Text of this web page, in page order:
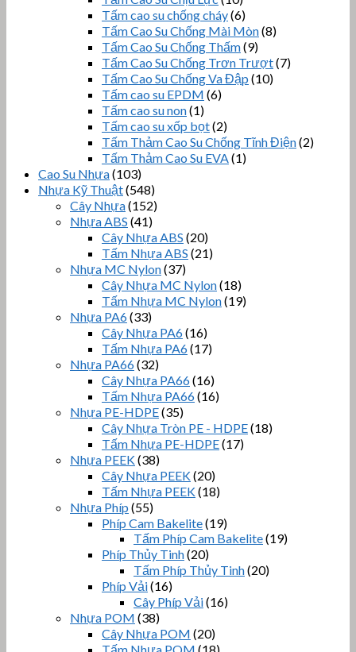
Tấm cao su chống cháy(6)
Tấm Cao Su Chống Mài Mòn(8)
Tấm Cao Su Chống Thấm(9)
Tấm Cao Su Chống Trơn Trượt(7)
Tấm Cao Su Chống Va Đập (10)
Tấm cao su EPDM (6)
Tấm cao su non(1)
Tấm cao su xốp bọt(2)
Tấm Thảm Cao Su Chống Tĩnh Điện(2)
Tấm Thảm Cao Su EVA(1)
Cao Su Nhựa(103)
Nhựa Kỹ Thuật(548)
Cây Nhựa(152)
Nhựa ABS (41)
Cây Nhựa ABS (20)
Tấm Nhựa ABS (21)
Nhựa MC Nylon(37)
Cây Nhựa MC Nylon(18)
Tấm Nhựa MC Nylon(19)
Nhựa PA6(33)
Cây Nhựa PA6(16)
Tấm Nhựa PA6(17)
Nhựa PA66(32)
Cây Nhựa PA66(16)
Tấm Nhựa PA66(16)
Nhựa PE-HDPE(35)
Cây Nhựa Tròn PE - HDPE(18)
Tấm Nhựa PE-HDPE(17)
Nhựa PEEK(38)
Cây Nhựa PEEK(20)
Tấm Nhựa PEEK(18)
Nhựa Phíp (55)
Phíp Cam Bakelite(19)
Tấm Phíp Cam Bakelite(19)
Phíp Thủy Tinh(20)
Tấm Phíp Thủy Tinh(20)
Phíp Vải(16)
Cây Phíp Vải(16)
Nhựa POM (38)
Cây Nhựa POM (20)